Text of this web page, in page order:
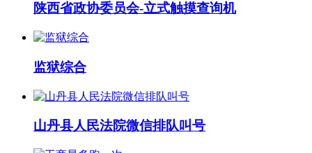
陕西省政协委员会-立式触摸查询机
监狱综合
山丹县人民法院微信排队叫号